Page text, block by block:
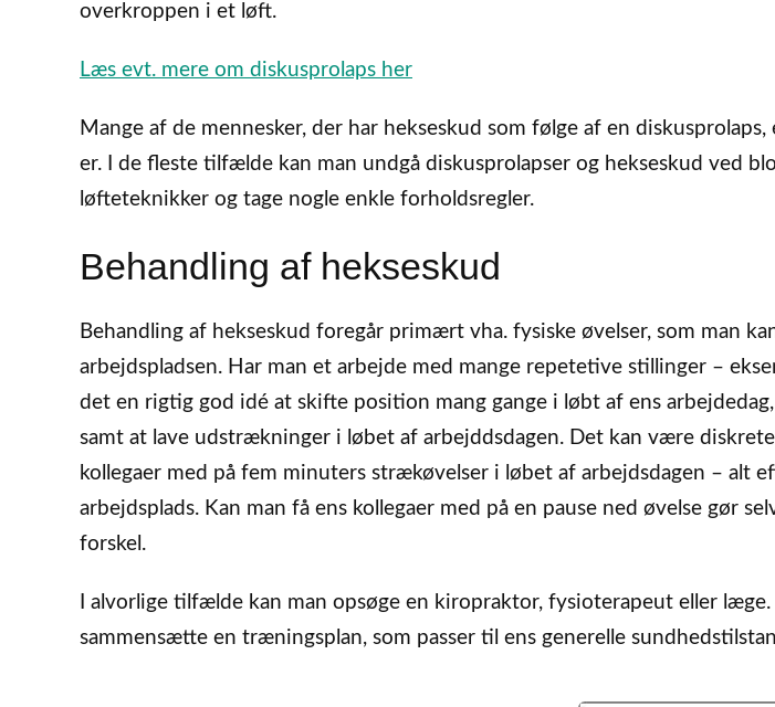
overkroppen i et løft.
Læs evt. mere om diskusprolaps her
Mange af de mennesker, der har hekseskud som følge af en diskusprolaps,
er. I de fleste tilfælde kan man undgå diskusprolapser og hekseskud ved
løfteteknikker og tage nogle enkle forholdsregler.
Behandling af hekseskud
Behandling af hekseskud foregår primært vha. fysiske øvelser, som man
arbejdspladsen. Har man et arbejde med mange repetetive stillinger –
det en rigtig god idé at skifte position mang gange i løbt af ens
samt at lave udstrækninger i løbet af arbejddsdagen. Det kan være
kollegaer med på fem minuters strækøvelser i løbet af arbejdsdagen – alt
arbejdsplads. Kan man få ens kollegaer med på en pause ned øvelse gør
forskel.
I alvorlige tilfælde kan man opsøge en kiropraktor, fysioterapeut eller
sammensætte en træningsplan, som passer til ens generelle